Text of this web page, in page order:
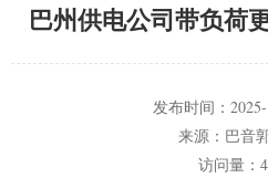
巴州供电公司带负荷
发布时间：
来源： 巴音
访问量：